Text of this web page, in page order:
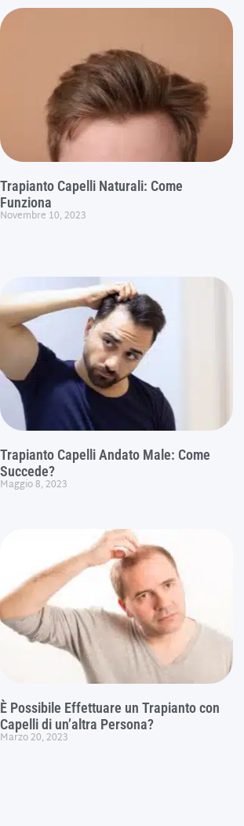
Trapianto Capelli Naturali: Come
Funziona
Novembre 10, 2023
Trapianto Capelli Andato Male: Come
Succede?
Maggio 8, 2023
È Possibile Effettuare un Trapianto con
Capelli di un’altra Persona?
Marzo 20, 2023